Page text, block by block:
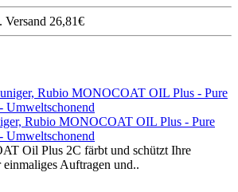
26,81€
Rubio MONOCOAT OIL Plus - Pure
Umweltschonend
Oil Plus 2C färbt und schützt Ihre
Auftragen und..